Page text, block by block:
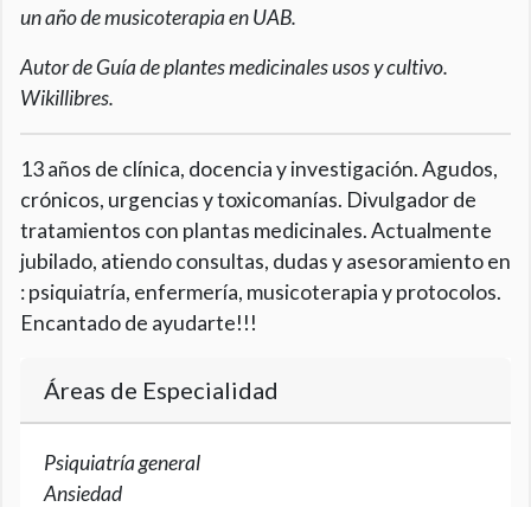
un año de musicoterapia en UAB.
Autor de Guía de plantes medicinales usos y cultivo.
Wikillibres.
13 años de clínica, docencia y investigación. Agudos,
crónicos, urgencias y toxicomanías. Divulgador de
tratamientos con plantas medicinales. Actualmente
jubilado, atiendo consultas, dudas y asesoramiento en
: psiquiatría, enfermería, musicoterapia y protocolos.
Encantado de ayudarte!!!
Áreas de Especialidad
Psiquiatría general
Ansiedad